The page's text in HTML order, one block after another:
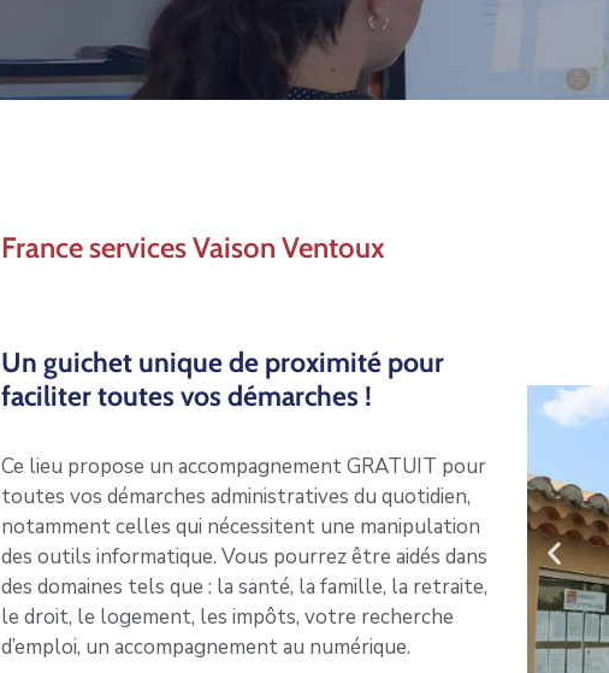
France services Vaison Ventoux
Un guichet unique de proximité pour
faciliter toutes vos démarches !
Ce lieu propose un accompagnement GRATUIT pour
toutes vos démarches administratives du quotidien,
notamment celles qui nécessitent une manipulation
des outils informatique. Vous pourrez être aidés dans
des domaines tels que : la santé, la famille, la retraite,
le droit, le logement, les impôts, votre recherche
d’emploi, un accompagnement au numérique.